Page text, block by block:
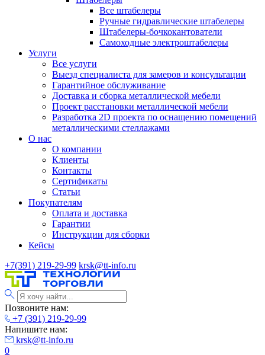
Все штабелеры
Ручные гидравлические штабелеры
Штабелеры-бочкокантователи
Самоходные электроштабелеры
Услуги
Все услуги
Выезд специалиста для замеров и консультации
Гарантийное обслуживание
Доставка и сборка металлической мебели
Проект расстановки металлической мебели
Разработка 2D проекта по оснащению помещений
металлическими стеллажами
О нас
О компании
Клиенты
Контакты
Сертификаты
Статьи
Покупателям
Оплата и доставка
Гарантии
Инструкции для сборки
Кейсы
+7(391) 219-29-99 krsk@tt-info.ru
Позвоните нам:
+7 (391) 219-29-99
Напишите нам:
krsk@tt-info.ru
0